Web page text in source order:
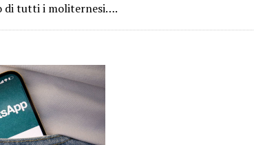
di tutti i moliternesi….